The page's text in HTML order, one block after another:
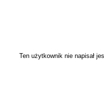
Ten użytkownik nie napisał